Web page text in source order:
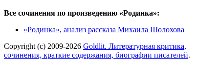
Все сочинения по произведению «Родинка»:
«Родинка», анализ рассказа Михаила Шолохова
Copyright (c) 2009-2026 Goldlit. Литературная критика,
сочинения, краткие содержания, биографии писателей.